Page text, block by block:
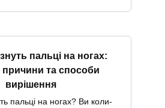
пальці на ногах:
причини та способи
вирішення
пальці на ногах? Ви коли-